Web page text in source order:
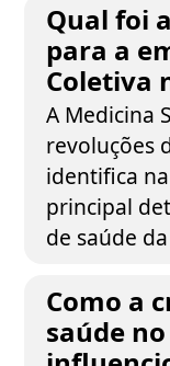
Qual foi
para a
Coletiva
A Medicina
revoluções
identifica
principal
de saúde
Como a
saúde